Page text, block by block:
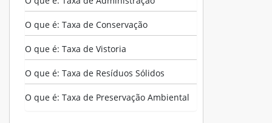
O que é: Taxa de Conservação
O que é: Taxa de Vistoria
O que é: Taxa de Resíduos Sólidos
O que é: Taxa de Preservação Ambiental